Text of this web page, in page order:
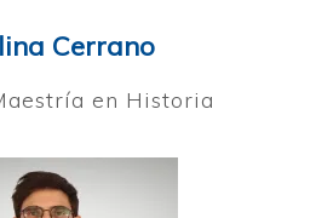
Cerrano
en Historia